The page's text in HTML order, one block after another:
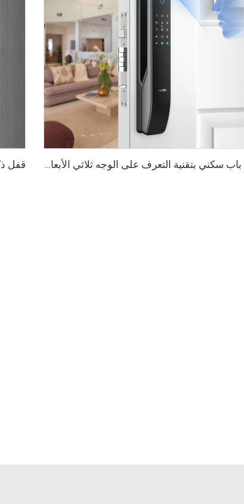
قفل باب سكني بتقنية التعرف على الوجه ثلاثي الأبعاد والبصمة Tenon A6 Pro